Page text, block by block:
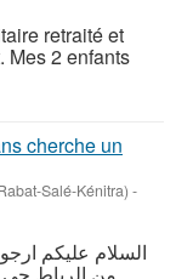
retraité et
Mes 2 enfants
cherche un
Salé-Kénitra) -
السلام عليكم